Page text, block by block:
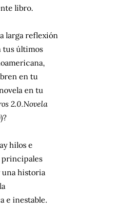
libro.
larga reflexión
tus últimos
en tu
en tu
2.0.Novela
hilos e
principales
una historia
e inestable.